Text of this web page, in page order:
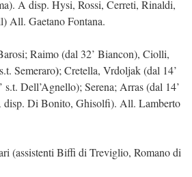
A disp. Hysi, Rossi, Cerreti, Rinaldi,
All. Gaetano Fontana.
Raimo (dal 32’ Biancon), Ciolli,
Semeraro); Cretella, Vrdoljak (dal 14’
Dell’Agnello); Serena; Arras (dal 14’
disp. Di Bonito, Ghisolfi). All. Lamberto
(assistenti Biffi di Treviglio, Romano di